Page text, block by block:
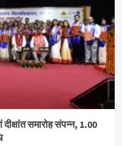
समारोह संपन्न, 1.00